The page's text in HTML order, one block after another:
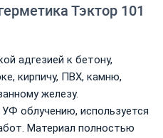
Тэктор 101
адгезией к бетону,
кирпичу, ПВХ, камню,
железу.
облучению, используется
Материал полностью